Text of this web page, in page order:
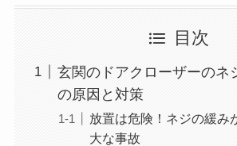
目次
玄関のドアクローザーのネ
の原因と対策
放置は危険！ネジの緩み
大な事故